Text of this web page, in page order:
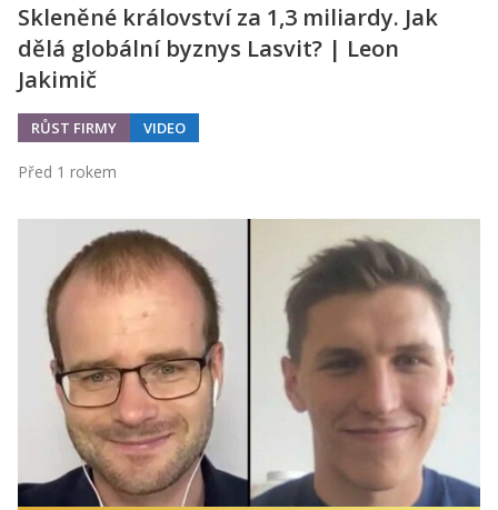
Skleněné království za 1,3 miliardy. Jak
dělá globální byznys Lasvit? | Leon
Jakimič
RŮST FIRMY VIDEO
Před 1 rokem